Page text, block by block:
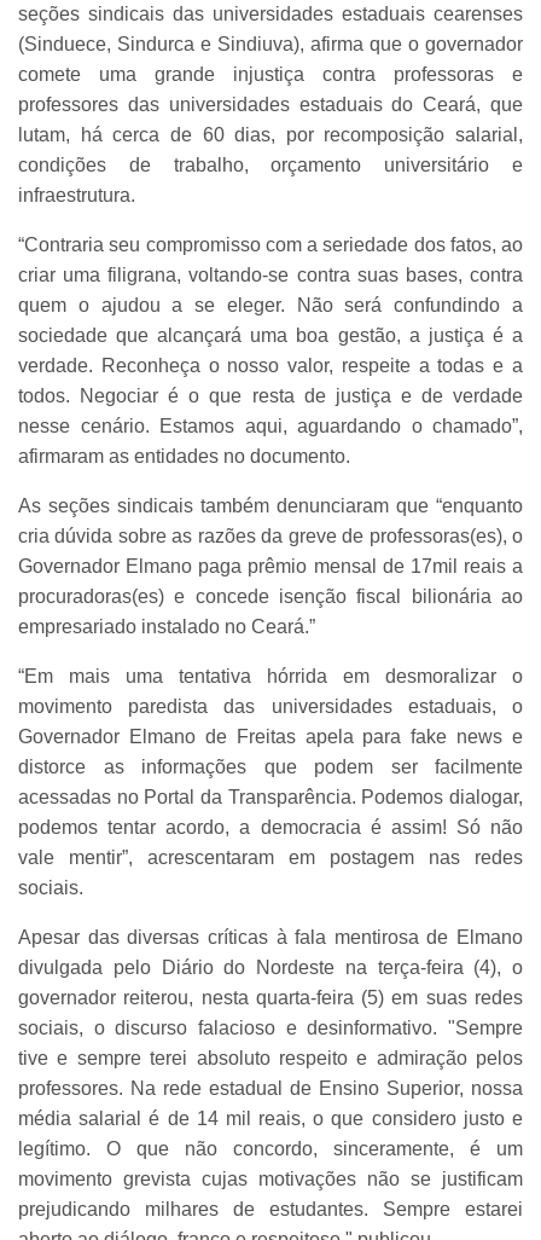
seções sindicais das universidades estaduais cearenses
(Sinduece, Sindurca e Sindiuva), afirma que o governador
comete uma grande injustiça contra professoras e
professores das universidades estaduais do Ceará, que
lutam, há cerca de 60 dias, por recomposição salarial,
condições de trabalho, orçamento universitário e
infraestrutura.
“Contraria seu compromisso com a seriedade dos fatos, ao
criar uma filigrana, voltando-se contra suas bases, contra
quem o ajudou a se eleger. Não será confundindo a
sociedade que alcançará uma boa gestão, a justiça é a
verdade. Reconheça o nosso valor, respeite a todas e a
todos. Negociar é o que resta de justiça e de verdade
nesse cenário. Estamos aqui, aguardando o chamado”,
afirmaram as entidades no documento.
As seções sindicais também denunciaram que “enquanto
cria dúvida sobre as razões da greve de professoras(es), o
Governador Elmano paga prêmio mensal de 17mil reais a
procuradoras(es) e concede isenção fiscal bilionária ao
empresariado instalado no Ceará.”
“Em mais uma tentativa hórrida em desmoralizar o
movimento paredista das universidades estaduais, o
Governador Elmano de Freitas apela para fake news e
distorce as informações que podem ser facilmente
acessadas no Portal da Transparência. Podemos dialogar,
podemos tentar acordo, a democracia é assim! Só não
vale mentir”, acrescentaram em postagem nas redes
sociais.
Apesar das diversas críticas à fala mentirosa de Elmano
divulgada pelo Diário do Nordeste na terça-feira (4), o
governador reiterou, nesta quarta-feira (5) em suas redes
sociais, o discurso falacioso e desinformativo. "Sempre
tive e sempre terei absoluto respeito e admiração pelos
professores. Na rede estadual de Ensino Superior, nossa
média salarial é de 14 mil reais, o que considero justo e
legítimo. O que não concordo, sinceramente, é um
movimento grevista cujas motivações não se justificam
prejudicando milhares de estudantes. Sempre estarei